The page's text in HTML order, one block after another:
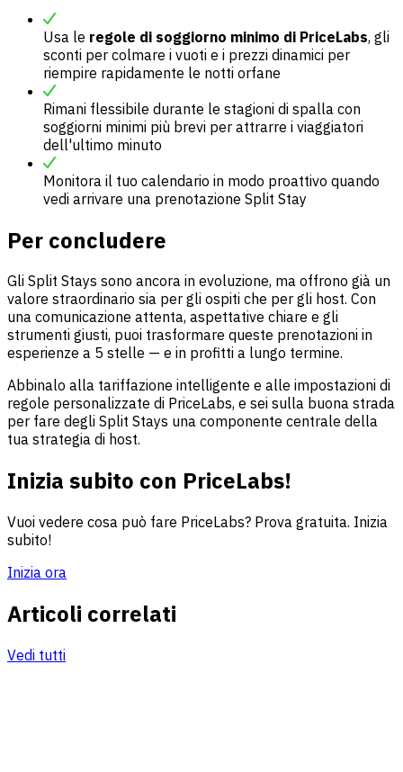
Usa le regole di soggiorno minimo di PriceLabs, gli
sconti per colmare i vuoti e i prezzi dinamici per
riempire rapidamente le notti orfane
Rimani flessibile durante le stagioni di spalla con
soggiorni minimi più brevi per attrarre i viaggiatori
dell'ultimo minuto
Monitora il tuo calendario in modo proattivo quando
vedi arrivare una prenotazione Split Stay
Per concludere
Gli Split Stays sono ancora in evoluzione, ma offrono già un
valore straordinario sia per gli ospiti che per gli host. Con
una comunicazione attenta, aspettative chiare e gli
strumenti giusti, puoi trasformare queste prenotazioni in
esperienze a 5 stelle — e in profitti a lungo termine.
Abbinalo alla tariffazione intelligente e alle impostazioni di
regole personalizzate di PriceLabs, e sei sulla buona strada
per fare degli Split Stays una componente centrale della
tua strategia di host.
Inizia subito con PriceLabs!
Vuoi vedere cosa può fare PriceLabs? Prova gratuita. Inizia
subito!
Inizia ora
Articoli correlati
Vedi tutti